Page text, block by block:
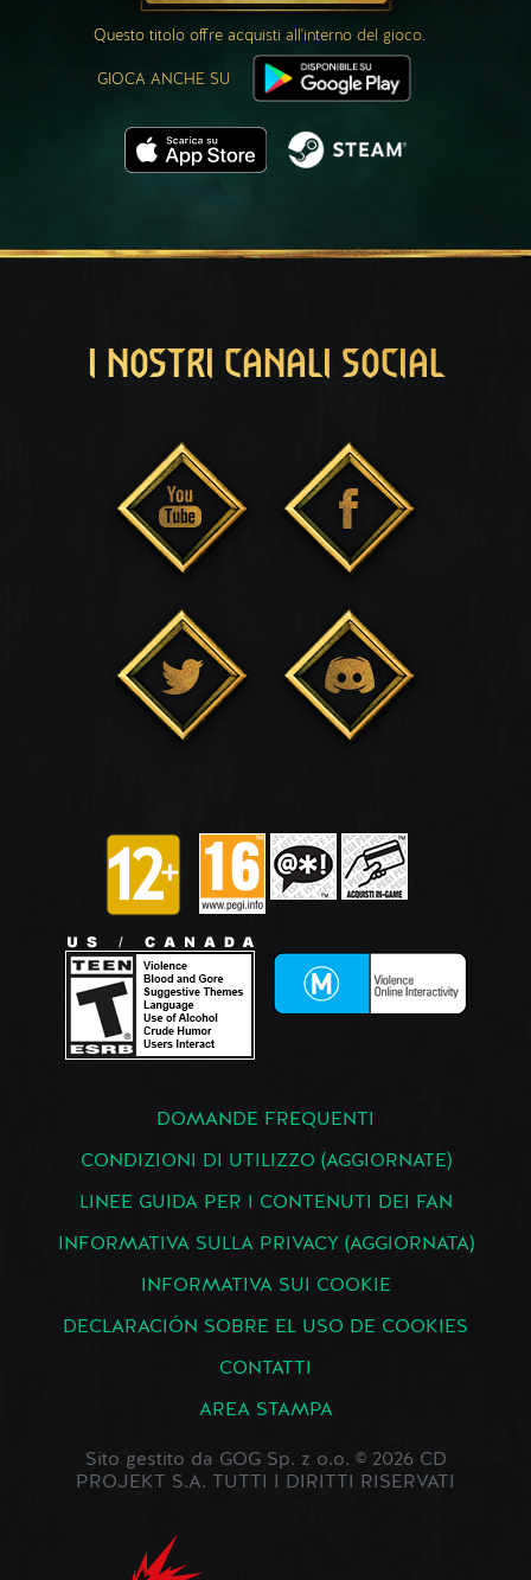
Questo titolo offre acquisti all'interno del gioco.
GIOCA ANCHE SU
I NOSTRI CANALI SOCIAL
DOMANDE FREQUENTI
CONDIZIONI DI UTILIZZO (AGGIORNATE)
LINEE GUIDA PER I CONTENUTI DEI FAN
INFORMATIVA SULLA PRIVACY (AGGIORNATA)
INFORMATIVA SUI COOKIE
DECLARACIÓN SOBRE EL USO DE COOKIES
CONTATTI
AREA STAMPA
Sito gestito da GOG Sp. z o.o. © 2026 CD
PROJEKT S.A. TUTTI I DIRITTI RISERVATI